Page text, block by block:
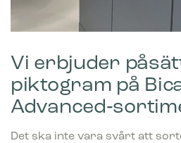
Vi erbjuder
piktogram på
Det ska inte vara svårt att